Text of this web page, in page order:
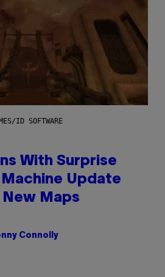
ID SOFTWARE
With Surprise
Update
New Maps
Connolly